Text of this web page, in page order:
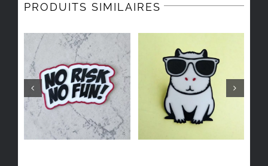
PRODUITS SIMILAIRES